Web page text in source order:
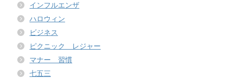
インフルエンザ
ハロウィン
ビジネス
ピクニック レジャー
マナー 習慣
七五三